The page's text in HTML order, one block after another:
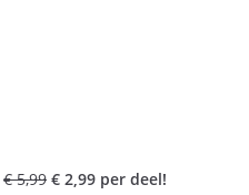
€ 5,99 € 2,99 per deel!